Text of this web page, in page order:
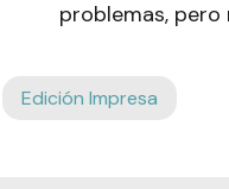
problemas, pero
Edición Impresa